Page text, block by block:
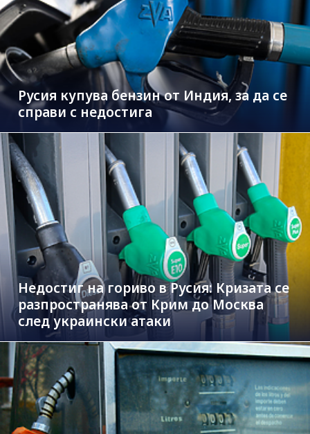
Русия купува бензин от Индия, за да се
справи с недостига
Недостиг на гориво в Русия: Кризата се
разпространява от Крим до Москва
след украински атаки